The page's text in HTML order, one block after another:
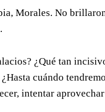
Morales. No
¿Qué tan
cuándo
intentar